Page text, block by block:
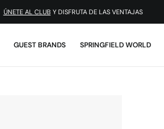
ÚNETE AL CLUB Y DISFRUTA DE LAS VENTAJAS
GUEST BRANDS SPRINGFIELD WORLD